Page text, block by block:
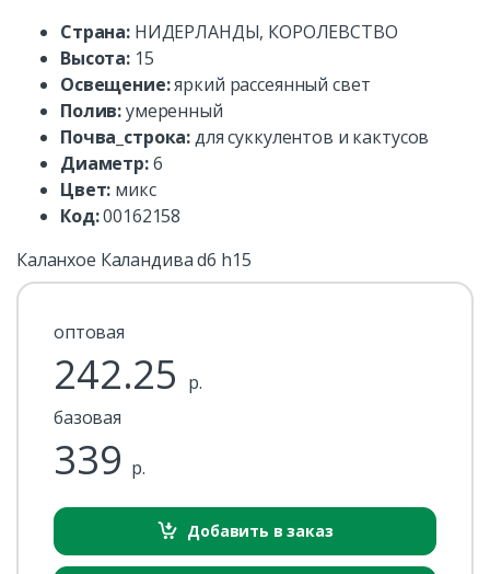
Страна: НИДЕРЛАНДЫ, КОРОЛЕВСТВО
Высота: 15
Освещение:яркий рассеянный свет
Полив:умеренный
Почва_строка:для суккулентов и кактусов
Диаметр:6
Цвет: микс
Код:00162158
Каланхое Каландива d6 h15
оптовая
242.25 р.
базовая
339 р.
Добавить в заказ